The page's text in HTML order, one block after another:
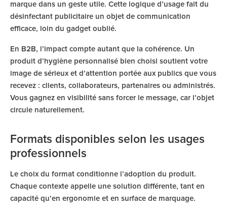
marque dans un geste utile. Cette logique d’usage fait du
désinfectant publicitaire un objet de communication
efficace, loin du gadget oublié.
En B2B, l’impact compte autant que la cohérence. Un
produit d’hygiène personnalisé bien choisi soutient votre
image de sérieux et d’attention portée aux publics que vous
recevez : clients, collaborateurs, partenaires ou administrés.
Vous gagnez en visibilité sans forcer le message, car l’objet
circule naturellement.
Formats disponibles selon les usages
professionnels
Le choix du format conditionne l’adoption du produit.
Chaque contexte appelle une solution différente, tant en
capacité qu’en ergonomie et en surface de marquage.